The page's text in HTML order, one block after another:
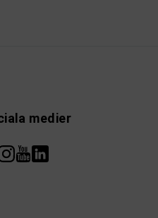
medier